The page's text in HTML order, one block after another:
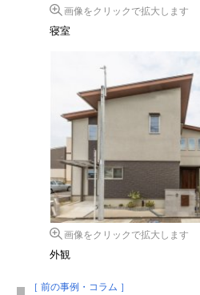
画像をクリックで拡大します
寝室
画像をクリックで拡大します
外観
［ 前の事例・コラム ］